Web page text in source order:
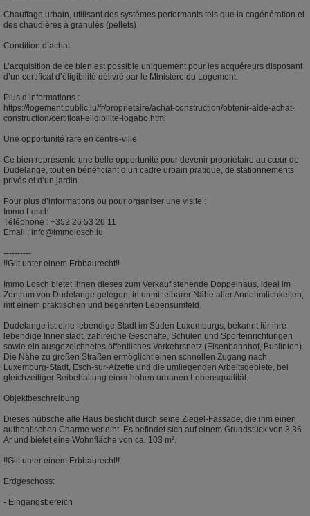
Chauffage urbain, utilisant des systèmes performants tels que la cogénération et
des chaudières à granulés (pellets)
Condition d’achat
L’acquisition de ce bien est possible uniquement pour les acquéreurs disposant
d’un certificat d’éligibilité délivré par le Ministère du Logement.
Plus d’informations :
https://logement.public.lu/fr/proprietaire/achat-construction/obtenir-aide-achat-
construction/certificat-eligibilite-logabo.html
Une opportunité rare en centre-ville
Ce bien représente une belle opportunité pour devenir propriétaire au cœur de
Dudelange, tout en bénéficiant d’un cadre urbain pratique, de stationnements
privés et d’un jardin.
Pour plus d’informations ou pour organiser une visite :
Immo Losch
Téléphone : +352 26 53 26 11
Email : info@immolosch.lu
----------
!!Gilt unter einem Erbbaurecht!!
Immo Losch bietet Ihnen dieses zum Verkauf stehende Doppelhaus, ideal im
Zentrum von Dudelange gelegen, in unmittelbarer Nähe aller Annehmlichkeiten,
mit einem praktischen und begehrten Lebensumfeld.
Dudelange ist eine lebendige Stadt im Süden Luxemburgs, bekannt für ihre
lebendige Innenstadt, zahlreiche Geschäfte, Schulen und Sporteinrichtungen
sowie ein ausgezeichnetes öffentliches Verkehrsnetz (Eisenbahnhof, Buslinien).
Die Nähe zu großen Straßen ermöglicht einen schnellen Zugang nach
Luxemburg-Stadt, Esch-sur-Alzette und die umliegenden Arbeitsgebiete, bei
gleichzeitiger Beibehaltung einer hohen urbanen Lebensqualität.
Objektbeschreibung
Dieses hübsche alte Haus besticht durch seine Ziegel-Fassade, die ihm einen
authentischen Charme verleiht. Es befindet sich auf einem Grundstück von 3,36
Ar und bietet eine Wohnfläche von ca. 103 m².
!!Gilt unter einem Erbbaurecht!!
Erdgeschoss:
- Eingangsbereich